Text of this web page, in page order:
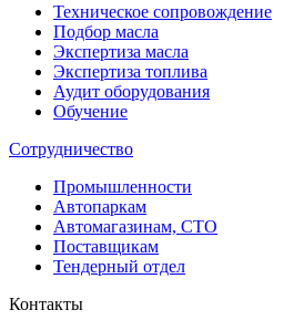
Техническое сопровождение
Подбор масла
Экспертиза масла
Экспертиза топлива
Аудит оборудования
Обучение
Сотрудничество
Промышленности
Автопаркам
Автомагазинам, СТО
Поставщикам
Тендерный отдел
Контакты